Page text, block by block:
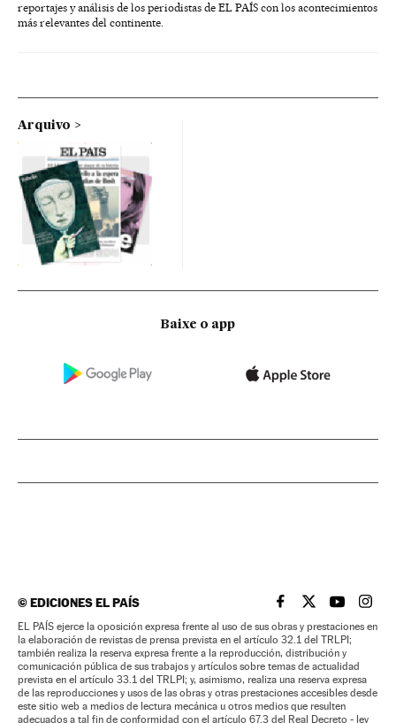
reportajes y análisis de los periodistas de EL PAÍS con los acontecimientos
más relevantes del continente.
Arquivo
Baixe o app
©EDICIONES EL PAÍS EL PAÍS BRASIL EN
EL PAÍSEL PAÍS
EL
EL PAÍS ejerce la oposición expresa frente al uso de sus obras y prestaciones en
la elaboración de revistas de prensa prevista en el artículo 32.1 del TRLPI;
también realiza la reserva expresa frente a la reproducción, distribución y
comunicación pública de sus trabajos y artículos sobre temas de actualidad
prevista en el artículo 33.1 del TRLPI; y, asimismo, realiza una reserva expresa
de las reproducciones y usos de las obras y otras prestaciones accesibles desde
este sitio web a medios de lectura mecánica u otros medios que resulten
adecuados a tal fin de conformidad con el artículo 67.3 del Real Decreto - ley